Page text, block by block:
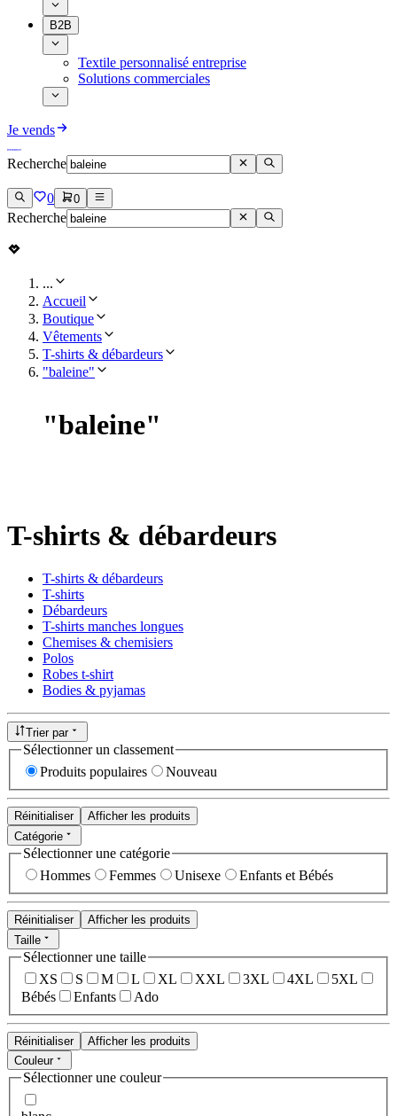
B2B
Textile personnalisé entreprise
Solutions commerciales
Je vends
Recherche
0 0
Recherche
...
Accueil
Boutique
Vêtements
T-shirts & débardeurs
"baleine"
"baleine"
T-shirts & débardeurs
T-shirts & débardeurs
T-shirts
Débardeurs
T-shirts manches longues
Chemises & chemisiers
Polos
Robes t-shirt
Bodies & pyjamas
Trier par
Sélectionner un classement
Produits populaires
Nouveau
Réinitialiser
Afficher les produits
Catégorie
Sélectionner une catégorie
Hommes
Femmes Unisexe Enfants et Bébés
Réinitialiser
Afficher les produits
Taille
Sélectionner une taille
XS
S M L XL XXL 3XL 4XL
5XL
Bébés
Enfants Ado
Réinitialiser
Afficher les produits
Couleur
Sélectionner une couleur